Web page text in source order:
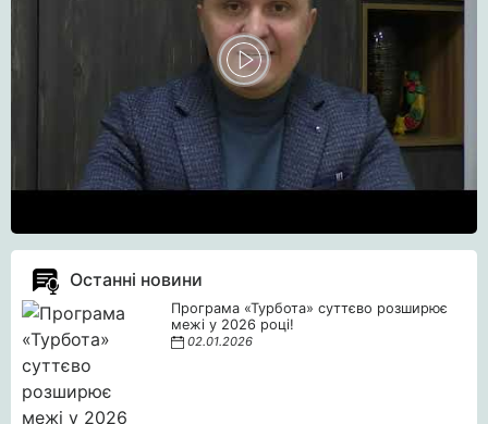
Останні новини
Програма «Турбота» суттєво розширює
межі у 2026 році!
02.01.2026